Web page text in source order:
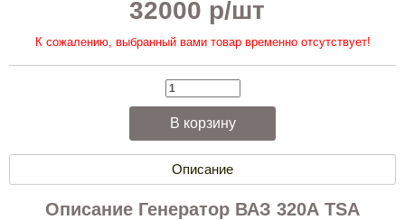
32000 р/шт
К сожалению, выбранный вами товар временно отсутствует!
Описание
Описание Генератор ВАЗ 320А TSA